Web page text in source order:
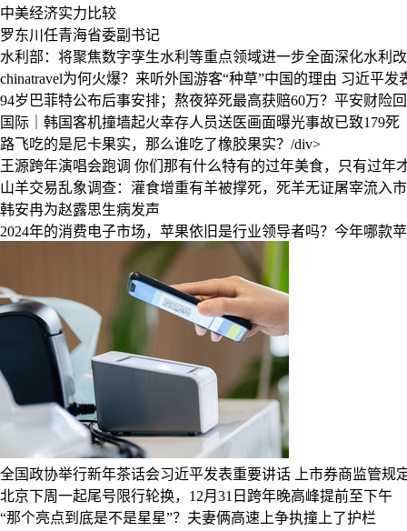
中美经济实力比较
罗东川任青海省委副书记
水利部：将聚焦数字孪生水利等重点领域进一步全面深化水利
chinatravel为何火爆？来听外国游客“种草”中国的理由 习近平发
94岁巴菲特公布后事安排；熬夜猝死最高获赔60万？平安财险
国际｜韩国客机撞墙起火幸存人员送医画面曝光事故已致179死
路飞吃的是尼卡果实，那么谁吃了橡胶果实？/div>
王源跨年演唱会跑调 你们那有什么特有的过年美食，只有过年
山羊交易乱象调查：灌食增重有羊被撑死，死羊无证屠宰流入
韩安冉为赵露思生病发声
2024年的消费电子市场，苹果依旧是行业领导者吗？今年哪款
全国政协举行新年茶话会习近平发表重要讲话
上市券商监管规
北京下周一起尾号限行轮换，12月31日跨年晚高峰提前至下午
“那个亮点到底是不是星星”？夫妻俩高速上争执撞上了护栏